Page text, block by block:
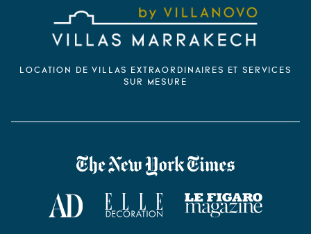
LOCATION DE VILLAS EXTRAORDINAIRES ET SERVICES
SUR MESURE
VILLANOVO DANS LA PRESSE
The New York Times
AD MagazineELLE Décoration Le Figaro Magazine